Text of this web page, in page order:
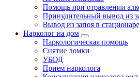
Помощь при отравлении
Принудительный вывод из
Вывод из запоя в стационаре
Нарколог на дом
Наркологическая помощь
Снятие ломки
УБОД
Прием нарколога